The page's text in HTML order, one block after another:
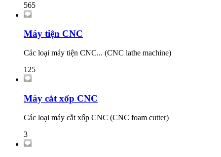
565
Máy tiện CNC
Các loại máy tiện CNC... (CNC lathe machine)
125
Máy cắt xốp CNC
Các loại máy cắt xốp CNC (CNC foam cutter)
3